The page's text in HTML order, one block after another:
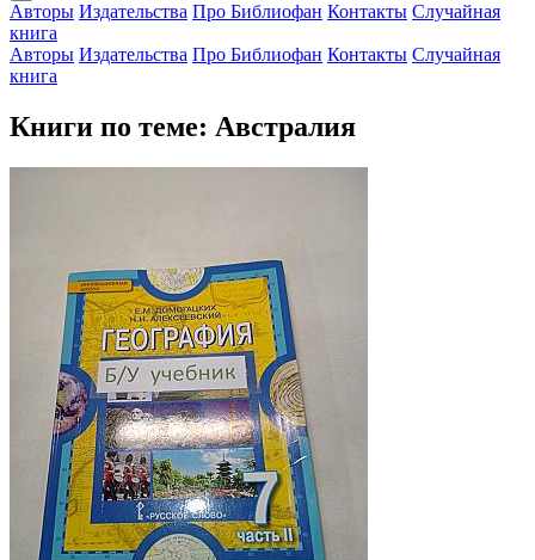
Авторы Издательства Про Библиофан Контакты Случайная
книга
Авторы Издательства Про Библиофан Контакты Случайная
книга
Книги по теме: Австралия